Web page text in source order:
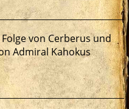
von Cerberus und
Admiral Kahokus